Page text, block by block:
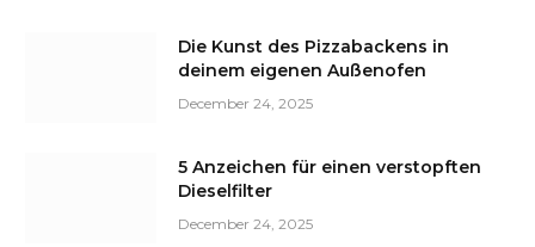
Die Kunst des Pizzabackens in
deinem eigenen Außenofen
December 24, 2025
5 Anzeichen für einen verstopften
Dieselfilter
December 24, 2025